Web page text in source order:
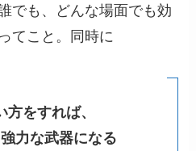
でも、どんな場面でも効
てこと。同時に
方をすれば、
力な武器になる